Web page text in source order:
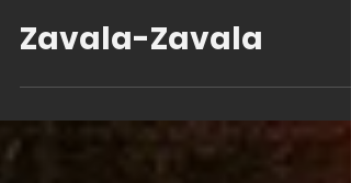
Zavala-Zavala